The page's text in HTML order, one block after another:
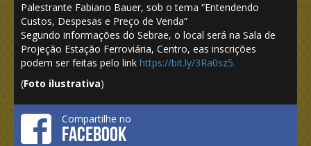
Palestrante Fabiano Bauer, sob o tema “Entendendo
Custos, Despesas e Preço de Venda”
Segundo informações do Sebrae, o local será na Sala de
Projeção Estação Ferroviária, Centro, eas inscrições
podem ser feitas pelo link https://bit.ly/3Ra0sz5.
(Foto ilustrativa)
Compartilhe no
FACEBOOK